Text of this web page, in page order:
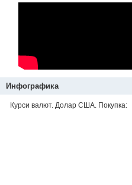
Инфографика
Курси валют. Долар США. Покупка: